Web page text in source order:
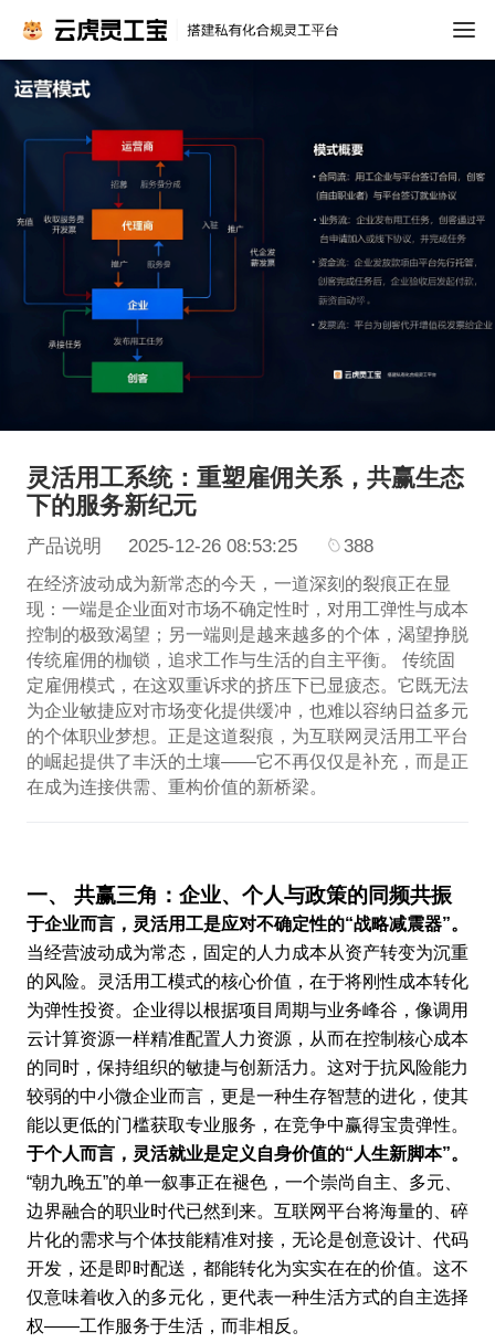
灵活用工系统：重塑雇佣关系，共赢生态
下的服务新纪元
产品说明 2025-12-26 08:53:25 388
在经济波动成为新常态的今天，一道深刻的裂痕正在显
现：一端是企业面对市场不确定性时，对用工弹性与成本
控制的极致渴望；另一端则是越来越多的个体，渴望挣脱
传统雇佣的枷锁，追求工作与生活的自主平衡。 传统固
定雇佣模式，在这双重诉求的挤压下已显疲态。它既无法
为企业敏捷应对市场变化提供缓冲，也难以容纳日益多元
的个体职业梦想。正是这道裂痕，为互联网灵活用工平台
的崛起提供了丰沃的土壤——它不再仅仅是补充，而是正
在成为连接供需、重构价值的新桥梁。
一、 共赢三角：企业、个人与政策的同频共振
于企业而言，灵活用工是应对不确定性的“战略减震器”。
当经营波动成为常态，固定的人力成本从资产转变为沉重
的风险。灵活用工模式的核心价值，在于将刚性成本转化
为弹性投资。企业得以根据项目周期与业务峰谷，像调用
云计算资源一样精准配置人力资源，从而在控制核心成本
的同时，保持组织的敏捷与创新活力。这对于抗风险能力
较弱的中小微企业而言，更是一种生存智慧的进化，使其
能以更低的门槛获取专业服务，在竞争中赢得宝贵弹性。
于个人而言，灵活就业是定义自身价值的“人生新脚本”。
“朝九晚五”的单一叙事正在褪色，一个崇尚自主、多元、
边界融合的职业时代已然到来。互联网平台将海量的、碎
片化的需求与个体技能精准对接，无论是创意设计、代码
开发，还是即时配送，都能转化为实实在在的价值。这不
仅意味着收入的多元化，更代表一种生活方式的自主选择
权——工作服务于生活，而非相反。